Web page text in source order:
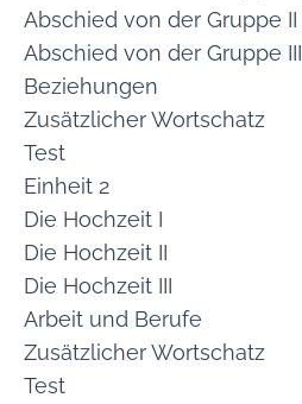
Abschied von der Gruppe II
Abschied von der Gruppe III
Beziehungen
Zusätzlicher Wortschatz
Test
Einheit 2
Die Hochzeit I
Die Hochzeit II
Die Hochzeit III
Arbeit und Berufe
Zusätzlicher Wortschatz
Test